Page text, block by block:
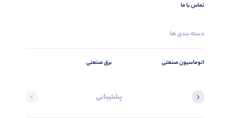
تماس با ما
دسته بندی ها
اتوماسیون صنعتی برق صنعتی
پشتیبانی